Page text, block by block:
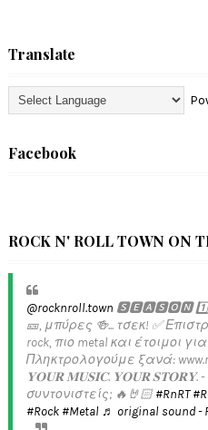
Translate
Facebook
ROCK N' ROLL TOWN ON
@rocknroll.town 🆂🅴🅰🆂🅾🅽
🎫, μπύρες 🍻... τσεκ! ✅️
rock, πιο metal και έτοιμοι
Πληκτρολογούμε ξανά:
𝐘𝐎𝐔𝐑 𝐌𝐔𝐒𝐈𝐂. 𝐘𝐎𝐔𝐑 𝐒𝐓𝐎𝐑𝐘. -
συντονιστείς; 🔥🤘🏻#RnRT
#Rock #Metal ♬ original sound -